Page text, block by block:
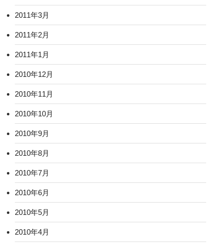
2011年3月
2011年2月
2011年1月
2010年12月
2010年11月
2010年10月
2010年9月
2010年8月
2010年7月
2010年6月
2010年5月
2010年4月